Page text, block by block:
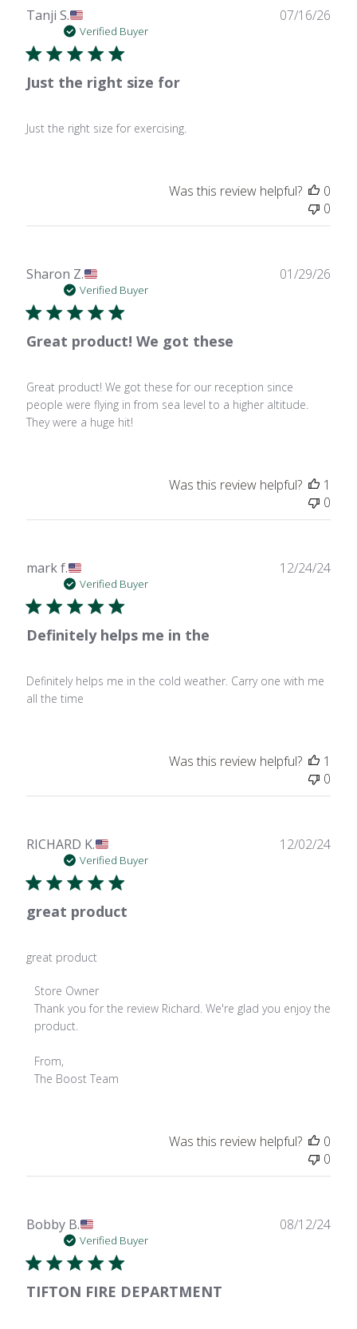
Tanji S.
Verified Buyer
Just the right size for
Just the right size for exercising.
07/16/26
Was this review helpful?
0
0
Sharon Z.
Verified Buyer
Great product! We got these
Great product! We got these for our reception since
people were flying in from sea level to a higher altitude.
They were a huge hit!
01/29/26
Was this review helpful?
1
0
mark f.
Verified Buyer
Definitely helps me in the
Definitely helps me in the cold weather. Carry one with me
all the time
12/24/24
Was this review helpful?
1
0
RICHARD K.
Verified Buyer
great product
great product
Comments
by
Store
on
Review
2024
Store Owner
Thank you for the review Richard. We're glad you enjoy the
product.
From,
The Boost Team
12/02/24
Was this review helpful?
0
0
Bobby B.
Verified Buyer
TIFTON FIRE DEPARTMENT
08/12/24